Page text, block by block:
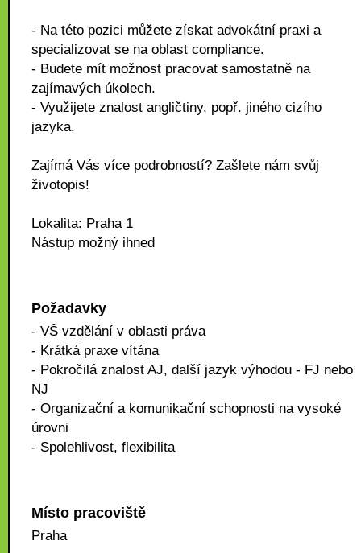
- Na této pozici můžete získat advokátní praxi a
specializovat se na oblast compliance.
- Budete mít možnost pracovat samostatně na
zajímavých úkolech.
- Využijete znalost angličtiny, popř. jiného cizího
jazyka.
Zajímá Vás více podrobností? Zašlete nám svůj
životopis!
Lokalita: Praha 1
Nástup možný ihned
Požadavky
- VŠ vzdělání v oblasti práva
- Krátká praxe vítána
- Pokročilá znalost AJ, další jazyk výhodou - FJ nebo
NJ
- Organizační a komunikační schopnosti na vysoké
úrovni
- Spolehlivost, flexibilita
Místo pracoviště
Praha